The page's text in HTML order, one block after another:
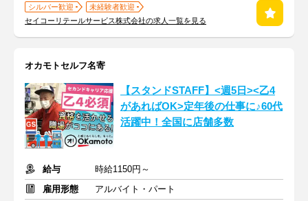
シルバー歓迎
未経験者歓迎
セイコーリテールサービス株式会社の求人一覧を見る
オカモトセルフ名寄
【スタンドSTAFF】<週5日><乙4
があればOK>定年後の仕事に♪60代
活躍中！全国に店舗多数
給与
時給1150円～
雇用形態
アルバイト・パート